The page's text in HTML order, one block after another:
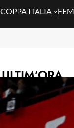
COPPA ITALIA
ULTIM’ORA
6 Agosto 2026